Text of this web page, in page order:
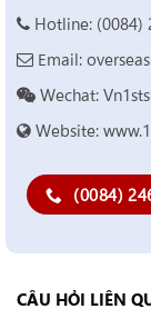
Hotline: (0084)
Email:
Wechat:
Website:
(0084)
CÂU HỎI LIÊN